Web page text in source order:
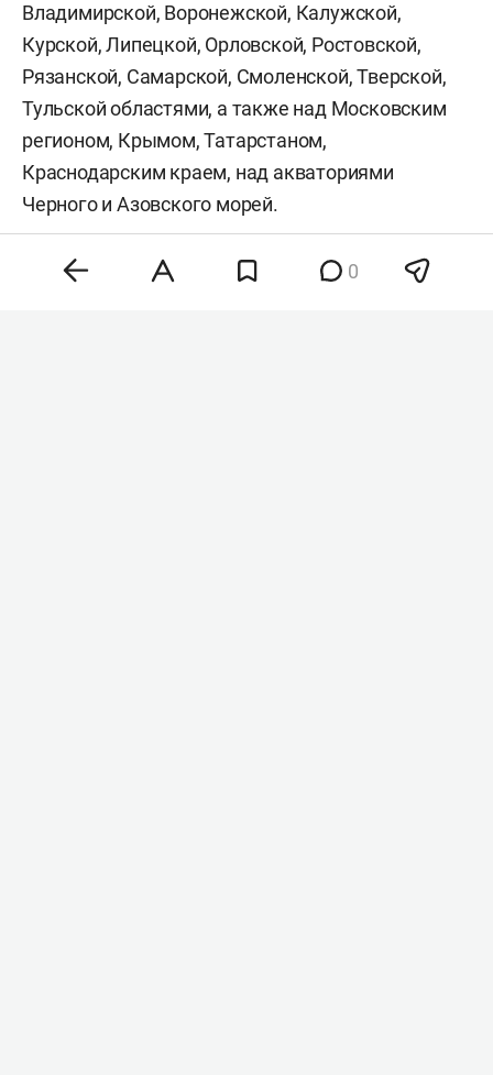
Владимирской, Воронежской, Калужской,
Курской, Липецкой, Орловской, Ростовской,
Рязанской, Самарской, Смоленской, Тверской,
Тульской областями, а также над Московским
регионом, Крымом, Татарстаном,
Краснодарским краем, над акваториями
Черного и Азовского морей.
Сегодня в республике вводили
режим
беспилотной опасности, а также угрозу атаки
0